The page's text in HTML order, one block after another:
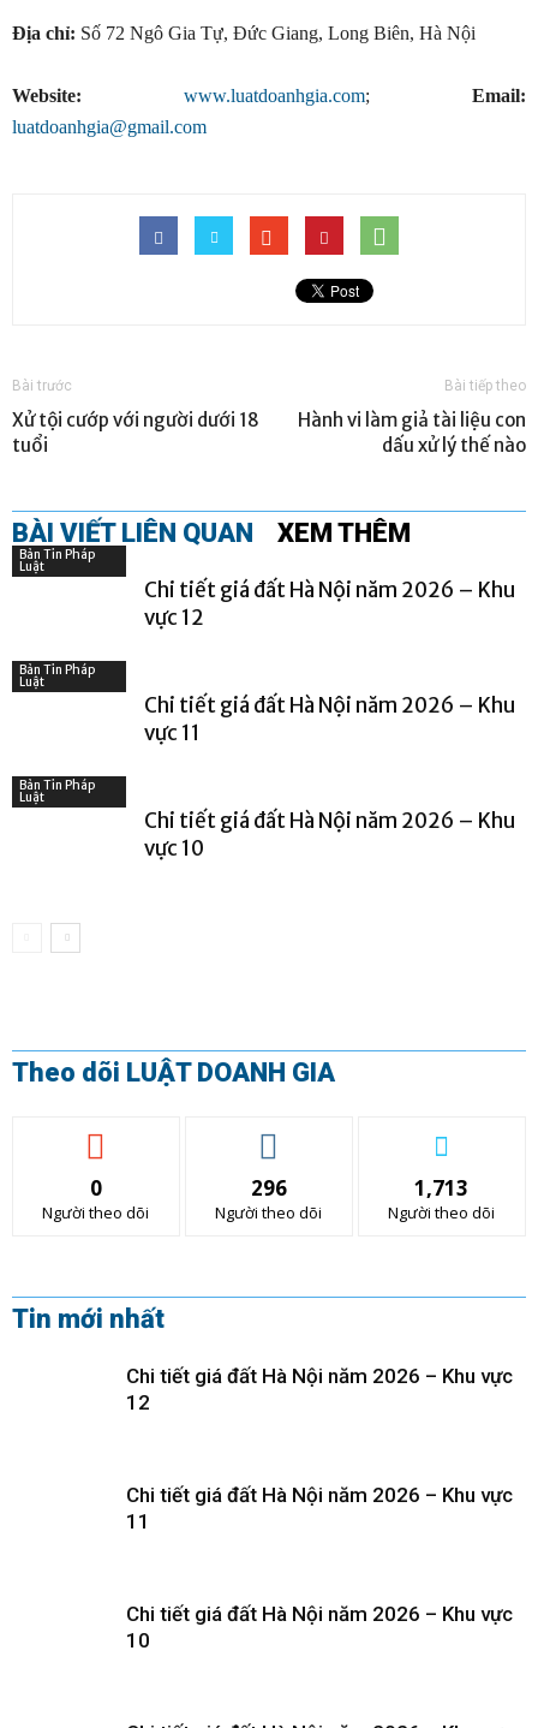
Địa chỉ: Số 72 Ngô Gia Tự, Đức Giang, Long Biên, Hà Nội
Website: www.luatdoanhgia.com; Email:
luatdoanhgia@gmail.com
Bài trước
Xử tội cướp với người dưới 18
tuổi
Bài tiếp theo
Hành vi làm giả tài liệu con
dấu xử lý thế nào
BÀI VIẾT LIÊN QUAN XEM THÊM
Bản Tin Pháp
Luật
Chi tiết giá đất Hà Nội năm 2026 – Khu
vực 12
Bản Tin Pháp
Luật
Chi tiết giá đất Hà Nội năm 2026 – Khu
vực 11
Bản Tin Pháp
Luật
Chi tiết giá đất Hà Nội năm 2026 – Khu
vực 10
Theo dõi LUẬT DOANH GIA
0
Người theo dõi
296
Người theo dõi
1,713
Người theo dõi
Tin mới nhất
Chi tiết giá đất Hà Nội năm 2026 – Khu vực
12
Chi tiết giá đất Hà Nội năm 2026 – Khu vực
11
Chi tiết giá đất Hà Nội năm 2026 – Khu vực
10